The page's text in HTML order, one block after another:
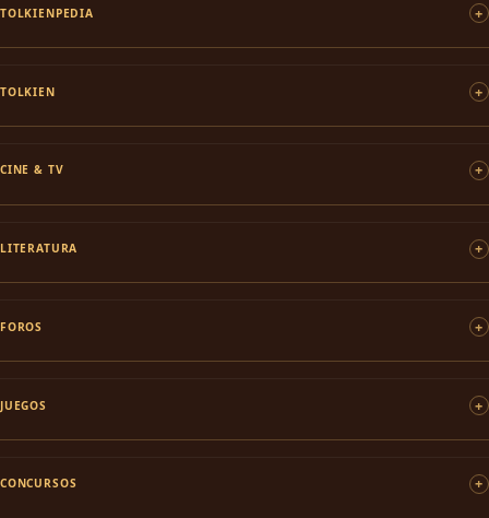
TOLKIENPEDIA
TOLKIEN
CINE & TV
LITERATURA
FOROS
JUEGOS
CONCURSOS